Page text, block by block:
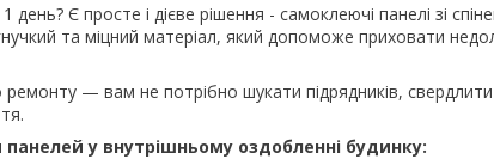
Є просте і дієве рішення - самоклеючі панелі зі
та міцний матеріал, який допоможе приховати
— вам не потрібно шукати підрядників, свердлити
у внутрішньому оздобленні будинку: